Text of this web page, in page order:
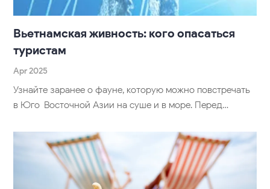
Вьетнамская живность: кого опасаться
туристам
Apr 2025
Узнайте заранее о фауне, которую можно повстречать
в Юго-Восточной Азии на суше и в море. Перед…